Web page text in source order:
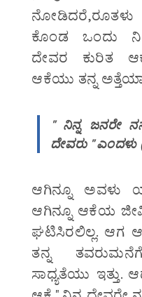
ನೋಡಿದರೆ,ರೂತಳು
ಕೊಂಡ ಒಂದು
ದೇವರ ಕುರಿತ
ಆಕೆಯು ತನ್ನ
" ನಿನ್ನ ಜನರೇ
ದೇವರು " ಎಂದಳು
ಆಗಿನ್ನೂ ಅವಳು
ಆಗಿನ್ನೂ ಆಕೆಯ
ಘಟಿಸಿರಲಿಲ್ಲ. ಆಗ
ತನ್ನ
ಸಾಧ್ಯತೆಯು